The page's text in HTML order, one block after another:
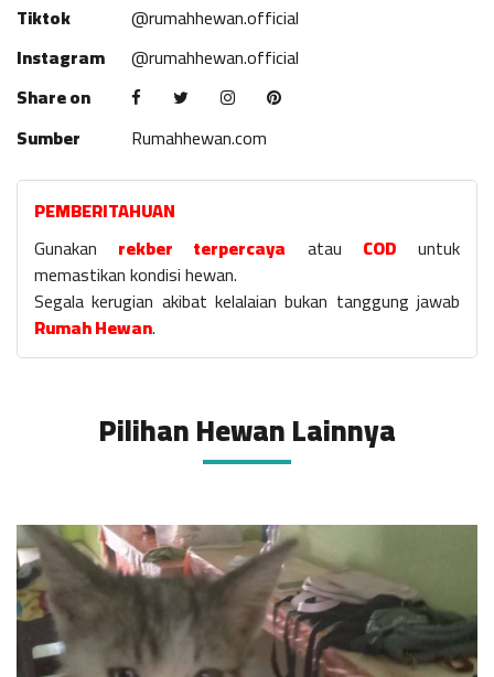
Tiktok
@rumahhewan.official
Instagram
@rumahhewan.official
Share on
Sumber
Rumahhewan.com
PEMBERITAHUAN
Gunakan rekber terpercaya atau COD untuk
memastikan kondisi hewan.
Segala kerugian akibat kelalaian bukan tanggung jawab
Rumah Hewan.
Pilihan Hewan Lainnya